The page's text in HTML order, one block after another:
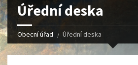
Úřední deska
Obecní úřad Úřední deska